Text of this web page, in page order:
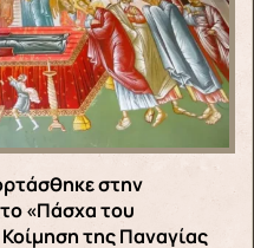
«Πάσχα του
της Παναγίας